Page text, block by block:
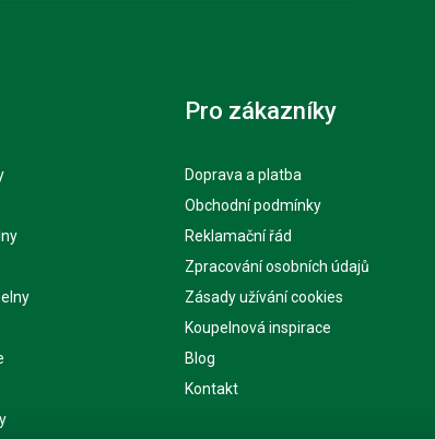
Pro zákazníky
Doprava a platba
Obchodní podmínky
Reklamační řád
Zpracování osobních údajů
Zásady užívání cookies
Koupelnová inspirace
Blog
Kontakt